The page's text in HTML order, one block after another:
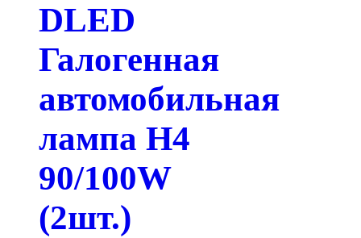
DLED
Галогенная
автомобильная
лампа H4
90/100W
(2шт.)